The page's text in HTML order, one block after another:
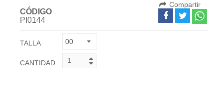
CÓDIGO
PI0144
Compartir
TALLA
CANTIDAD